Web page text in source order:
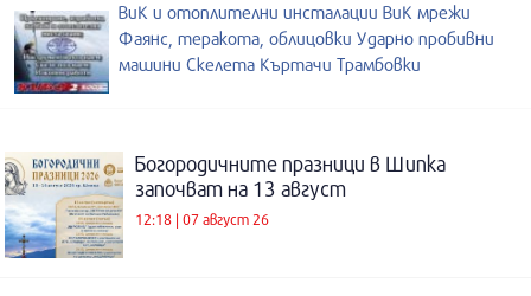
ВиК и отоплителни инсталации ВиК мрежи
Фаянс, теракота, облицовки Ударно пробивни
машини Скелета Къртачи Трамбовки
Богородичните празници в Шипка
започват на 13 август
12:18 | 07 август 26